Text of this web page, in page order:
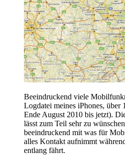
Beeindruckend viele
Logdatei meines iPhones, über
Ende August 2010 bis jetzt).
lässt zum Teil sehr zu
beeindruckend mit was für
alles Kontakt aufnimmt
entlang fährt.